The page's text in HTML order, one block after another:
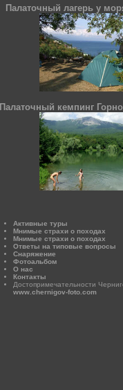
Палаточный лагерь у
Палаточный кемпинг
Активные туры
Мнимые страхи о походах
Мнимые страхи о походах
Ответы на типовые вопросы
Снаряжение
Фотоальбом
О нас
Контакты
Достопримечательности
www.chernigov-foto.com